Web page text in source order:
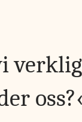
oss?